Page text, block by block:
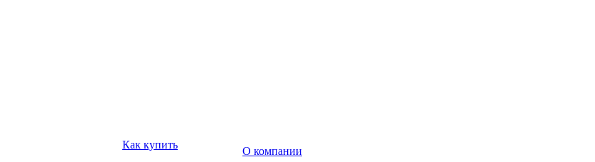
Как купить
О компании